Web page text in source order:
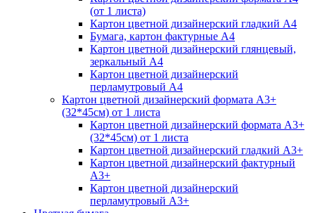
(от 1 листа)
Картон цветной дизайнерский гладкий А4
Бумага, картон фактурные А4
Картон цветной дизайнерский глянцевый,
зеркальный А4
Картон цветной дизайнерский
перламутровый А4
Картон цветной дизайнерский формата А3+
(32*45см) от 1 листа
Картон цветной дизайнерский формата А3+
(32*45см) от 1 листа
Картон цветной дизайнерский гладкий А3+
Картон цветной дизайнерский фактурный
А3+
Картон цветной дизайнерский
перламутровый А3+